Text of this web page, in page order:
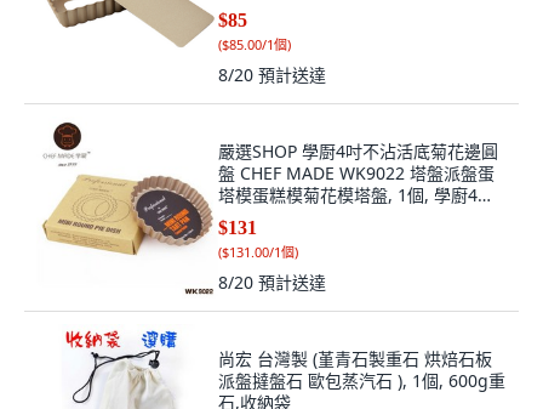
$85
($85.00/1個)
8/20 預計送達
嚴選SHOP 學㕑4吋不沾活底菊花邊圓
盤 CHEF MADE WK9022 塔盤派盤蛋
塔模蛋糕模菊花模塔盤, 1個, 學廚4吋
圓型菊花盤
$131
($131.00/1個)
8/20 預計送達
尚宏 台灣製 (堇青石製重石 烘焙石板
派盤撻盤石 歐包蒸汽石 ), 1個, 600g重
石,收納袋